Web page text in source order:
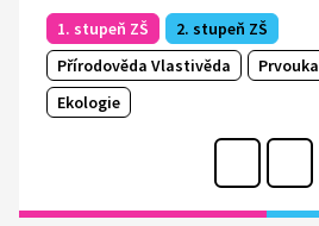
1. stupeň ZŠ
2. stupeň ZŠ
Přírodověda Vlastivěda
Prvouka
Ekologie